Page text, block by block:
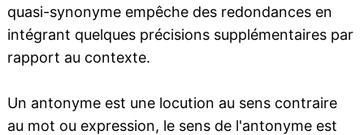
quasi-synonyme empêche des redondances en
intégrant quelques précisions supplémentaires par
rapport au contexte.
Un antonyme est une locution au sens contraire
au mot ou expression, le sens de l'antonyme est